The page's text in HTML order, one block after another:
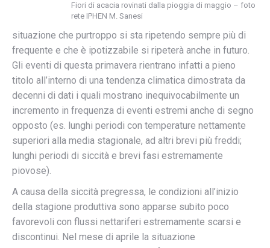
Fiori di acacia rovinati dalla pioggia di maggio – foto
rete IPHEN M. Sanesi
situazione che purtroppo si sta ripetendo sempre più di
frequente e che è ipotizzabile si ripeterà anche in futuro.
Gli eventi di questa primavera rientrano infatti a pieno
titolo all’interno di una tendenza climatica dimostrata da
decenni di dati i quali mostrano inequivocabilmente un
incremento in frequenza di eventi estremi anche di segno
opposto (es. lunghi periodi con temperature nettamente
superiori alla media stagionale, ad altri brevi più freddi;
lunghi periodi di siccità e brevi fasi estremamente
piovose).
A causa della siccità pregressa, le condizioni all’inizio
della stagione produttiva sono apparse subito poco
favorevoli con flussi nettariferi estremamente scarsi e
discontinui. Nel mese di aprile la situazione